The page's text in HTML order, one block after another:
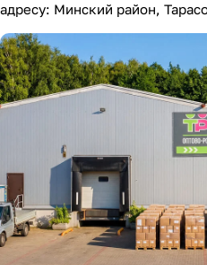
адресу: Минский район,